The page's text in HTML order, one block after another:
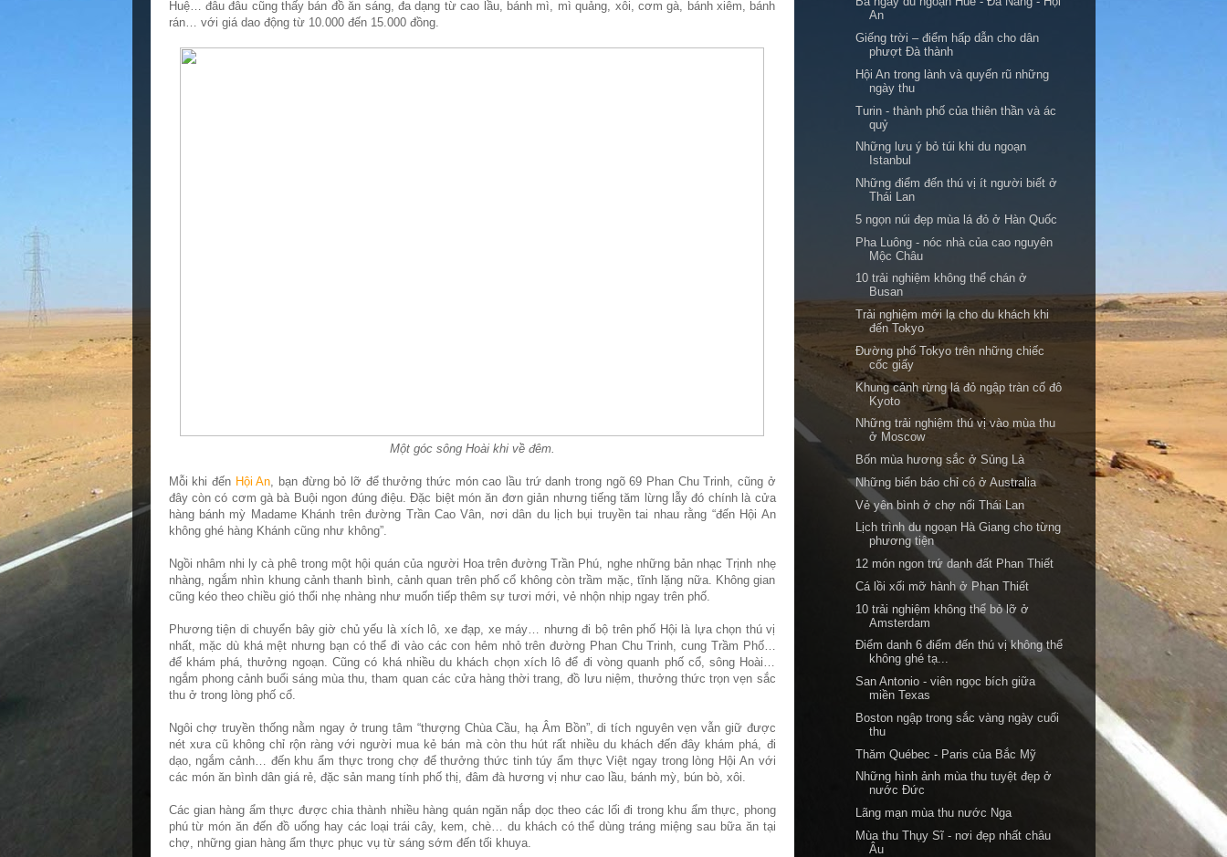
Huệ… đâu đâu cũng thấy bán đồ ăn sáng, đa dạng từ cao lầu, bánh mì, mì quảng, xôi, cơm gà, bánh xiêm, bánh
rán… với giá dao động từ 10.000 đến 15.000 đồng.
Một góc sông Hoài khi về đêm.
Mỗi khi đến Hội An, bạn đừng bỏ lỡ để thưởng thức món cao lầu trứ danh trong ngõ 69 Phan Chu Trinh, cũng ở
đây còn có cơm gà bà Buội ngon đúng điệu. Đặc biệt món ăn đơn giản nhưng tiếng tăm lừng lẫy đó chính là cửa
hàng bánh mỳ Madame Khánh trên đường Trần Cao Vân, nơi dân du lịch bụi truyền tai nhau rằng “đến Hội An
không ghé hàng Khánh cũng như không”.
Ngồi nhâm nhi ly cà phê trong một hội quán của người Hoa trên đường Trần Phú, nghe những bản nhạc Trịnh nhẹ
nhàng, ngắm nhìn khung cảnh thanh bình, cảnh quan trên phố cổ không còn trầm mặc, tĩnh lặng nữa. Không gian
cũng kéo theo chiều gió thổi nhẹ nhàng như muốn tiếp thêm sự tươi mới, vẻ nhộn nhịp ngay trên phố.
Phương tiện di chuyển bây giờ chủ yếu là xích lô, xe đạp, xe máy… nhưng đi bộ trên phố Hội là lựa chọn thú vị
nhất, mặc dù khá mệt nhưng bạn có thể đi vào các con hẻm nhỏ trên đường Phan Chu Trinh, cung Trầm Phố…
để khám phá, thưởng ngoạn. Cũng có khá nhiều du khách chọn xích lô để đi vòng quanh phố cổ, sông Hoài…
ngắm phong cảnh buổi sáng mùa thu, tham quan các cửa hàng thời trang, đồ lưu niệm, thưởng thức trọn vẹn sắc
thu ở trong lòng phố cổ.
Ngôi chợ truyền thống nằm ngay ở trung tâm “thượng Chùa Cầu, hạ Âm Bồn”, di tích nguyên vẹn vẫn giữ được
nét xưa cũ không chỉ rộn ràng với người mua kẻ bán mà còn thu hút rất nhiều du khách đến đây khám phá, đi
dạo, ngắm cảnh… đến khu ẩm thực trong chợ để thưởng thức tinh túy ẩm thực Việt ngay trong lòng Hội An với
các món ăn bình dân giá rẻ, đặc sản mang tính phố thị, đâm đà hương vị như cao lầu, bánh mỳ, bún bò, xôi.
Các gian hàng ẩm thực được chia thành nhiều hàng quán ngăn nắp dọc theo các lối đi trong khu ẩm thực, phong
phú từ món ăn đến đồ uống hay các loại trái cây, kem, chè… du khách có thể dùng tráng miệng sau bữa ăn tại
chợ, những gian hàng ẩm thực phục vụ từ sáng sớm đến tối khuya.
An
Giếng trời – điểm hấp dẫn cho dân
phượt Đà thành
Hội An trong lành và quyến rũ những
ngày thu
Turin - thành phố của thiên thần và ác
quỷ
Những lưu ý bỏ túi khi du ngoạn
Istanbul
Những điểm đến thú vị ít người biết ở
Thái Lan
5 ngọn núi đẹp mùa lá đỏ ở Hàn Quốc
Pha Luông - nóc nhà của cao nguyên
Mộc Châu
10 trải nghiệm không thể chán ở
Busan
Trải nghiệm mới lạ cho du khách khi
đến Tokyo
Đường phố Tokyo trên những chiếc
cốc giấy
Khung cảnh rừng lá đỏ ngập tràn cố đô
Kyoto
Những trải nghiệm thú vị vào mùa thu
ở Moscow
Bốn mùa hương sắc ở Sủng Là
Những biển báo chỉ có ở Australia
Vẻ yên bình ở chợ nổi Thái Lan
Lịch trình du ngoạn Hà Giang cho từng
phương tiện
12 món ngon trứ danh đất Phan Thiết
Cá lồi xối mỡ hành ở Phan Thiết
10 trải nghiệm không thể bỏ lỡ ở
Amsterdam
Điểm danh 6 điểm đến thú vị không thể
không ghé tạ...
San Antonio - viên ngọc bích giữa
miền Texas
Boston ngập trong sắc vàng ngày cuối
thu
Thăm Québec - Paris của Bắc Mỹ
Những hình ảnh mùa thu tuyệt đẹp ở
nước Đức
Lãng mạn mùa thu nước Nga
Mùa thu Thụy Sĩ - nơi đẹp nhất châu
Âu